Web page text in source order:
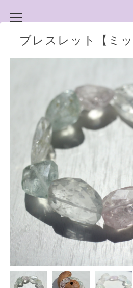
ブレスレット【ミ